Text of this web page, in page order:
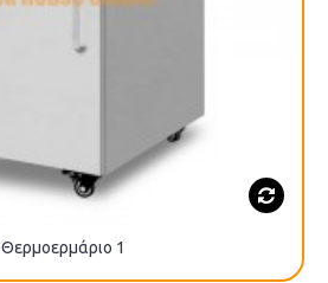
Θερμοερμάριο 1